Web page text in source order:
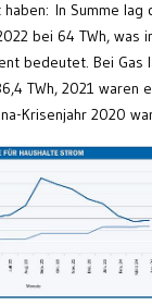
In Summe lag
bei 64 TWh, was
bedeutet. Bei Gas
TWh, 2021 waren
Krisenjahr 2020